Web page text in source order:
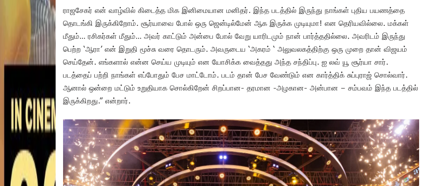
ராஜசேகர் என் வாழ்வில் கிடைத்த மிக இனிமையான மனிதர். இந்த படத்தில் இருந்து நாங்கள் புதிய பயணத்தை
தொடங்கி இருக்கிறோம். சூர்யாவை போல் ஒரு ஜென்டில்மேன் ஆக இருக்க முடியுமா! என தெரியவில்லை. மக்கள்
மீதும்… ரசிகர்கள் மீதும்… அவர் காட்டும் அன்பை போல் வேறு யாரிடமும் நான் பார்த்ததில்லை. அவரிடம் இருந்து
பெற்ற ‘ஆரா’ என் இறுதி மூச்சு வரை தொடரும். அவருடைய ‘அகரம் ‘ அலுவலகத்திற்கு ஒரு முறை தான் விஜயம்
செய்தேன். எங்களால் என்ன செய்ய முடியும் என யோசிக்க வைத்தது அந்த சந்திப்பு. ஐ லவ் யூ சூர்யா சார்.
படத்தைப் பற்றி நாங்கள் எப்போதும் பேச மாட்டோம். படம் தான் பேச வேண்டும் என கார்த்திக் சுப்புராஜ் சொல்வார்.
ஆனால் ஒன்றை மட்டும் உறுதியாக சொல்கிறேன் சிறப்பான- தரமான -அழகான- அன்பான – சம்பவம் இந்த படத்தில்
இருக்கிறது.” என்றார்.